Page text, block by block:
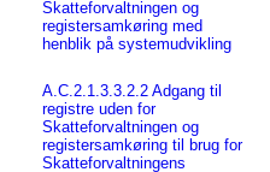
Skatteforvaltningen og
registersamkøring med
henblik på systemudvikling
A.C.2.1.3.3.2.2 Adgang til
registre uden for
Skatteforvaltningen og
registersamkøring til brug for
Skatteforvaltningens